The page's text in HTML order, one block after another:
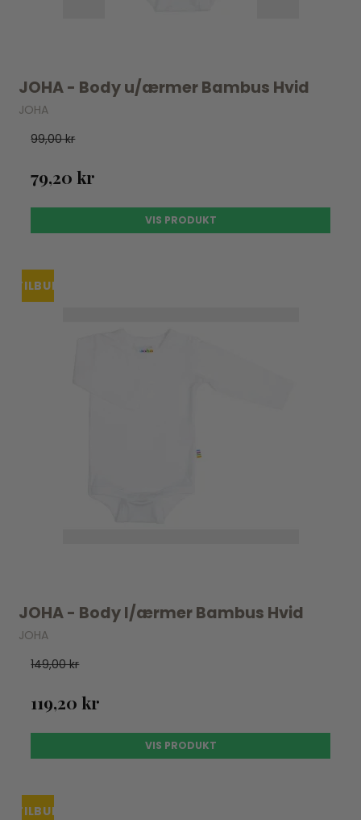
JOHA - Body u/ærmer Bambus Hvid
JOHA
99,00 kr
79,20 kr
VIS PRODUKT
TILBUD
JOHA - Body l/ærmer Bambus Hvid
JOHA
149,00 kr
119,20 kr
VIS PRODUKT
TILBUD